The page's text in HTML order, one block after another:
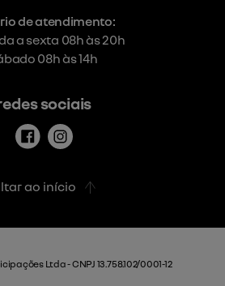
de atendimento:
a sexta 08h às 20h
08h às 14h
sociais
ao início
Ltda - CNPJ 13.758.102/0001-12